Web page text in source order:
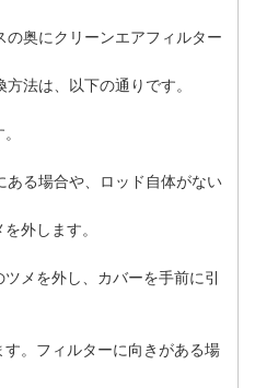
奥にクリーンエアフィルター
法は、以下の通りです。
る場合や、ロッド自体がない
外します。
メを外し、カバーを手前に引
。フィルターに向きがある場